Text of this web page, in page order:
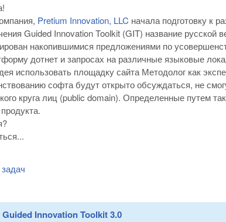
Pretium Innovation, LLC начала подготовку к
Guided Innovation Toolkit (GIT) название русской
накопившимися предложениями по
дотнет и запросах на различные языковые
использовать площадку сайта Методолог как
софта будут открыто обсуждаться, не
круга лиц (public domain). Определенные путем
Innovation Toolkit 3.0